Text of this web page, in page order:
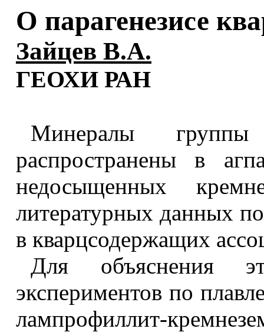
О парагенезисе
Зайцев В.А.
ГЕОХИ РАН
Минералы
распространены в
недосыщенных
литературных данных
в кварцсодержащих
Для объяснения
экспериментов по
лампрофиллит-